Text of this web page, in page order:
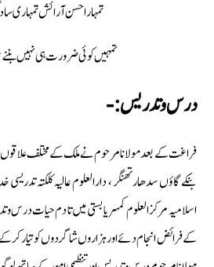
تمہارا حسن آرائش تمہاری
تمہیں کوئی ضرورت ہی نہیں
درس وتدریس :-
فراغت کے بعد مولانا مرحوم نے ملک کے مختلف علاقوں
بنکے گاؤں سدھارتھنگر ، دارالعلوم عالیہ کلکتہ
اسلامیہ مرکز العلوم کمہریا بستی میں تا دم حیات
کے فرائض انجام دئے اور ہزاروں شاگردوں کو تیار